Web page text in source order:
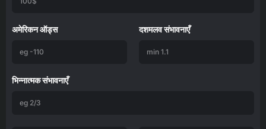
अमेरिकन ऑड्स दशमलव संभावनाएँ
भिन्नात्मक संभावनाएँ